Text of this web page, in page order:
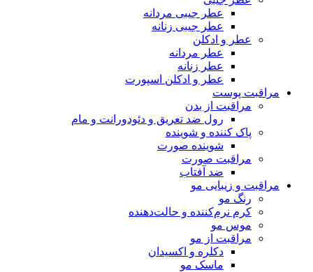
عطر جیبی مردانه
عطر جیبی زنانه
عطر و ادکلن
عطر مردانه
عطر زنانه
عطر و ادکلن اسپورت
مراقبت پوست
مراقبت از بدن
رول ضد تعریق و دئودورانت و مام
پاک کننده و شوینده
شوینده صورت
مراقبت صورت
ضد آفتاب
مراقبت و زیبایی مو
رنگ مو
کرم نرم‌کننده و حالت‌دهنده
موس مو
مراقبت از مو
دکلره و اکسیدان
ماسک مو